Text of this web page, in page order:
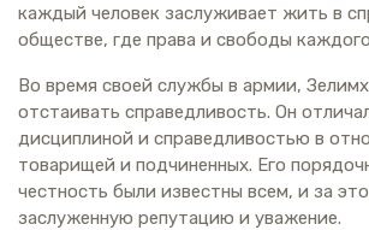
каждый человек заслуживает жить в
обществе, где права и свободы
Во время своей службы в армии,
отстаивать справедливость. Он
дисциплиной и справедливостью в
товарищей и подчиненных. Его
честность были известны всем, и за
заслуженную репутацию и уважение.